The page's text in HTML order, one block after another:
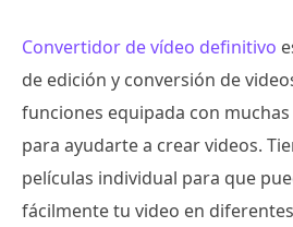
Convertidor de vídeo definitivo
de edición y conversión de
funciones equipada con
para ayudarte a crear videos.
películas individual para que
fácilmente tu video en